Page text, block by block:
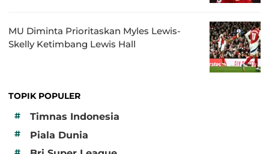
MU Diminta Prioritaskan Myles Lewis-
Skelly Ketimbang Lewis Hall
TOPIK POPULER
#
Timnas Indonesia
# Piala Dunia